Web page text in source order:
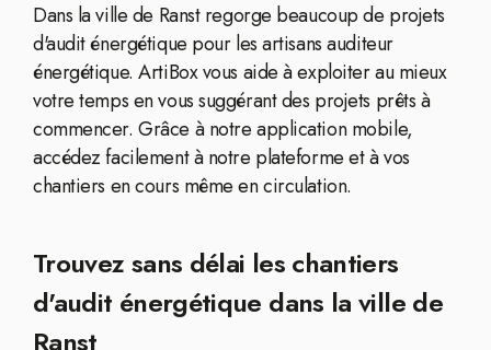
Dans la ville de Ranst regorge beaucoup de projets
d'audit énergétique pour les artisans auditeur
énergétique. ArtiBox vous aide à exploiter au mieux
votre temps en vous suggérant des projets prêts à
commencer. Grâce à notre application mobile,
accédez facilement à notre plateforme et à vos
chantiers en cours même en circulation.
Trouvez sans délai les chantiers
d'audit énergétique dans la ville de
Ranst